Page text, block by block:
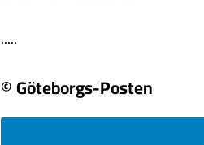
.....
© Göteborgs-Posten